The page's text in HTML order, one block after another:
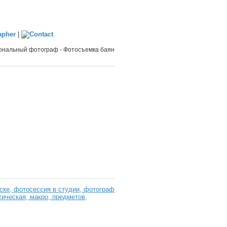
|
фотограф - Фотосъемка баян
фотосессия в студии, фотограф
макро, предметов,